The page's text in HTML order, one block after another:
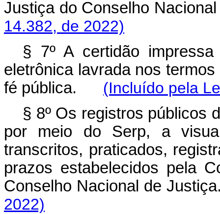
Justiça do Conselho
14.382, de 2022)
§ 7º A certidão
eletrônica lavrada nos
fé pública. (Incluído pela
§ 8º Os registros públicos
por meio do Serp, a
transcritos, praticados,
prazos estabelecidos pela
Conselho Nacional de
2022)